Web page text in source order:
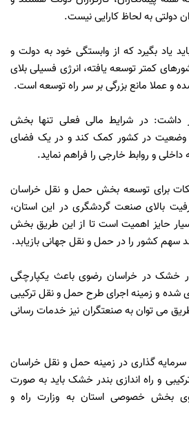
دولتی به لحاظ کارایی نیست.
بگیرد که از وابستگی خود به دولت و
کمتر توسعه یافته، انرژی فسیلی بلای
عملا مانع بزرگی بر سر راه توسعه است.
داشت: در شرایط مالی فعلی تنها بخش
وضعیت در کشور کمک کند و در یک فضای
و روابط خارجی را فراهم نماید.
برای توسعه بخش حمل و نقل خراسان
بالای صنعت گردشگری در این استان،
حایز اهمیت است تا از این طریق بخش
کشور را در حمل و نقل جهانی بازیابد.
خشک در خراسان رضوی باعث یکپارچگی
شده و زمینه اجرای طرح حمل و نقل ترکیبی
می توان به صنعتگران نیز خدمات رسانی
گذاری در زمینه حمل و نقل خراسان
و راه اندازی بندر خشک باید به صورت
بخش خصوصی استان به وزارت راه و